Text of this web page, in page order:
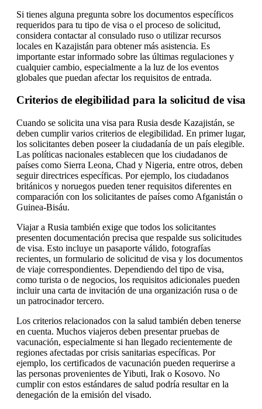
Si tienes alguna pregunta sobre los documentos específicos
requeridos para tu tipo de visa o el proceso de solicitud,
considera contactar al consulado ruso o utilizar recursos
locales en Kazajistán para obtener más asistencia. Es
importante estar informado sobre las últimas regulaciones y
cualquier cambio, especialmente a la luz de los eventos
globales que puedan afectar los requisitos de entrada.
Criterios de elegibilidad para la solicitud de visa
Cuando se solicita una visa para Rusia desde Kazajistán, se
deben cumplir varios criterios de elegibilidad. En primer lugar,
los solicitantes deben poseer la ciudadanía de un país elegible.
Las políticas nacionales establecen que los ciudadanos de
países como Sierra Leona, Chad y Nigeria, entre otros, deben
seguir directrices específicas. Por ejemplo, los ciudadanos
británicos y noruegos pueden tener requisitos diferentes en
comparación con los solicitantes de países como Afganistán o
Guinea-Bisáu.
Viajar a Rusia también exige que todos los solicitantes
presenten documentación precisa que respalde sus solicitudes
de visa. Esto incluye un pasaporte válido, fotografías
recientes, un formulario de solicitud de visa y los documentos
de viaje correspondientes. Dependiendo del tipo de visa,
como turista o de negocios, los requisitos adicionales pueden
incluir una carta de invitación de una organización rusa o de
un patrocinador tercero.
Los criterios relacionados con la salud también deben tenerse
en cuenta. Muchos viajeros deben presentar pruebas de
vacunación, especialmente si han llegado recientemente de
regiones afectadas por crisis sanitarias específicas. Por
ejemplo, los certificados de vacunación pueden requerirse a
las personas provenientes de Yibuti, Irak o Kosovo. No
cumplir con estos estándares de salud podría resultar en la
denegación de la emisión del visado.